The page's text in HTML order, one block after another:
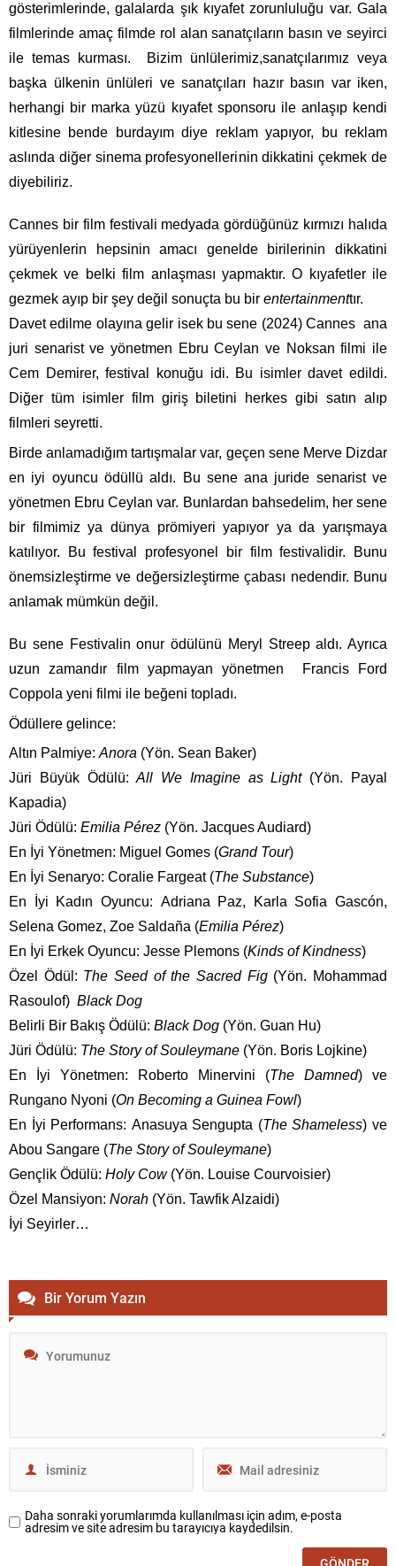
gösterimlerinde, galalarda şık kıyafet zorunluluğu var. Gala
filmlerinde amaç filmde rol alan sanatçıların basın ve seyirci
ile temas kurması. Bizim ünlülerimiz,sanatçılarımız veya
başka ülkenin ünlüleri ve sanatçıları hazır basın var iken,
herhangi bir marka yüzü kıyafet sponsoru ile anlaşıp kendi
kitlesine bende burdayım diye reklam yapıyor, bu reklam
aslında diğer sinema profesyonellerinin dikkatini çekmek de
diyebiliriz.
Cannes bir film festivali medyada gördüğünüz kırmızı halıda
yürüyenlerin hepsinin amacı genelde birilerinin dikkatini
çekmek ve belki film anlaşması yapmaktır. O kıyafetler ile
gezmek ayıp bir şey değil sonuçta bu bir entertainmenttır.
Davet edilme olayına gelir isek bu sene (2024) Cannes ana
juri senarist ve yönetmen Ebru Ceylan ve Noksan filmi ile
Cem Demirer, festival konuğu idi. Bu isimler davet edildi.
Diğer tüm isimler film giriş biletini herkes gibi satın alıp
filmleri seyretti.
Birde anlamadığım tartışmalar var, geçen sene Merve Dizdar
en iyi oyuncu ödüllü aldı. Bu sene ana juride senarist ve
yönetmen Ebru Ceylan var. Bunlardan bahsedelim, her sene
bir filmimiz ya dünya prömiyeri yapıyor ya da yarışmaya
katılıyor. Bu festival profesyonel bir film festivalidir. Bunu
önemsizleştirme ve değersizleştirme çabası nedendir. Bunu
anlamak mümkün değil.
Bu sene Festivalin onur ödülünü Meryl Streep aldı. Ayrıca
uzun zamandır film yapmayan yönetmen Francis Ford
Coppola yeni filmi ile beğeni topladı.
Ödüllere gelince:
Altın Palmiye: Anora (Yön. Sean Baker)
Jüri Büyük Ödülü:All We Imagine as Light(Yön. Payal
Kapadia)
Jüri Ödülü: Emilia Pérez (Yön. Jacques Audiard)
En İyi Yönetmen: Miguel Gomes (Grand Tour)
En İyi Senaryo: Coralie Fargeat (The Substance)
En İyi Kadın Oyuncu: Adriana Paz, Karla Sofia Gascón,
Selena Gomez, Zoe Saldaña (Emilia Pérez)
En İyi Erkek Oyuncu: Jesse Plemons (Kinds of Kindness)
Özel Ödül: The Seed of the Sacred Fig(Yön. Mohammad
Rasoulof) Black Dog
Belirli Bir Bakış Ödülü: Black Dog (Yön. Guan Hu)
Jüri Ödülü: The Story of Souleymane (Yön. Boris Lojkine)
En İyi Yönetmen: Roberto Minervini (The Damned) ve
Rungano Nyoni (On Becoming a Guinea Fowl)
En İyi Performans: Anasuya Sengupta (The Shameless) ve
Abou Sangare (The Story of Souleymane)
Gençlik Ödülü: Holy Cow(Yön. Louise Courvoisier)
Özel Mansiyon: Norah (Yön. Tawfik Alzaidi)
İyi Seyirler…
Bir Yorum Yazın
Daha sonraki yorumlarımda kullanılması için adım, e-posta
adresim ve site adresim bu tarayıcıya kaydedilsin.